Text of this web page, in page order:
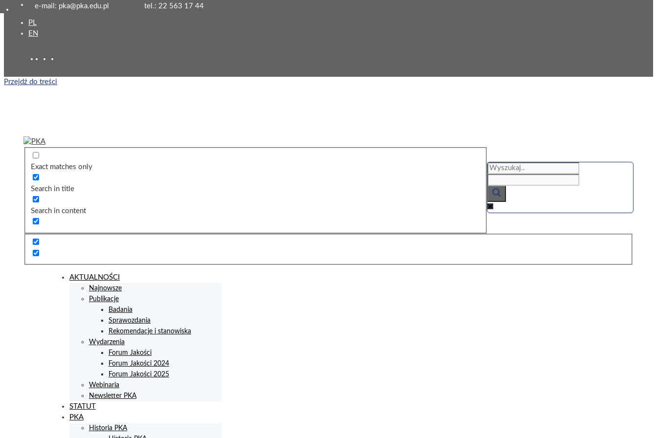
e-mail: pka@pka.edu.pl tel.: 22 563 17 44
PL
EN
Przejdź do treści
Exact matches only
Search in title
Search in content
AKTUALNOŚCI
Najnowsze
Publikacje
Badania
Sprawozdania
Rekomendacje i stanowiska
Wydarzenia
Forum Jakości
Forum Jakości 2024
Forum Jakości 2025
Webinaria
Newsletter PKA
STATUT
PKA
Historia PKA